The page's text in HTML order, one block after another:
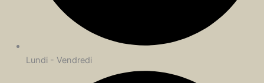
Lundi - Vendredi